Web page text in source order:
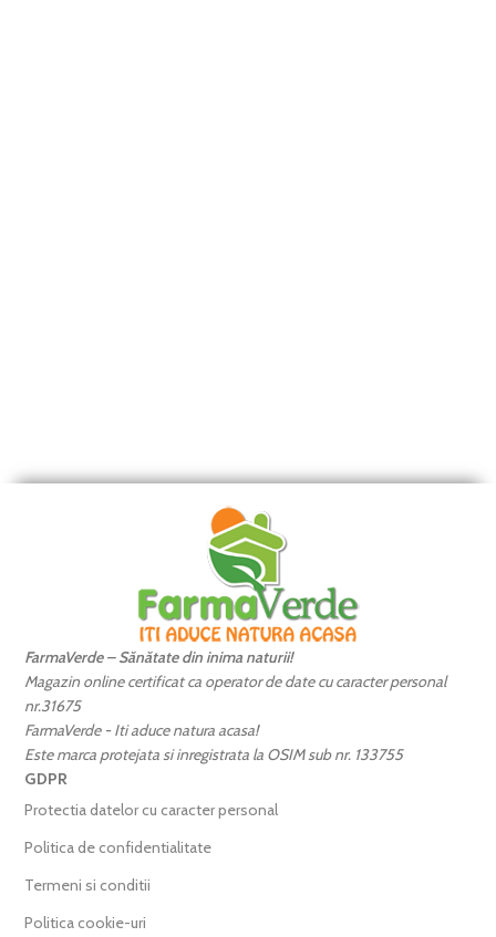
FarmaVerde – Sănătate din inima naturii!
Magazin online certificat ca operator de date cu caracter personal
nr.31675
FarmaVerde - Iti aduce natura acasa!
Este marca protejata si inregistrata la OSIM sub nr. 133755
GDPR
Protectia datelor cu caracter personal
Politica de confidentialitate
Termeni si conditii
Politica cookie-uri